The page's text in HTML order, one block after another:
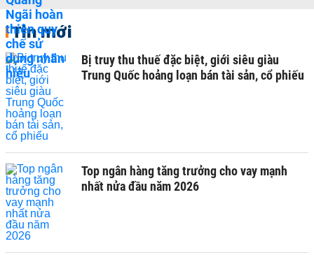
Tin mới
Bị truy thu thuế đặc biệt, giới siêu giàu
Trung Quốc hoảng loạn bán tài sản, cổ phiếu
Top ngân hàng tăng trưởng cho vay mạnh
nhất nửa đầu năm 2026